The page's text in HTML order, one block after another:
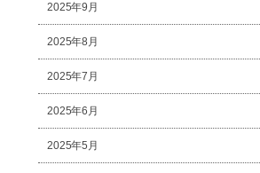
2025年9月
2025年8月
2025年7月
2025年6月
2025年5月